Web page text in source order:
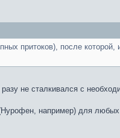
притоков), после
не сталкивался с
например) для